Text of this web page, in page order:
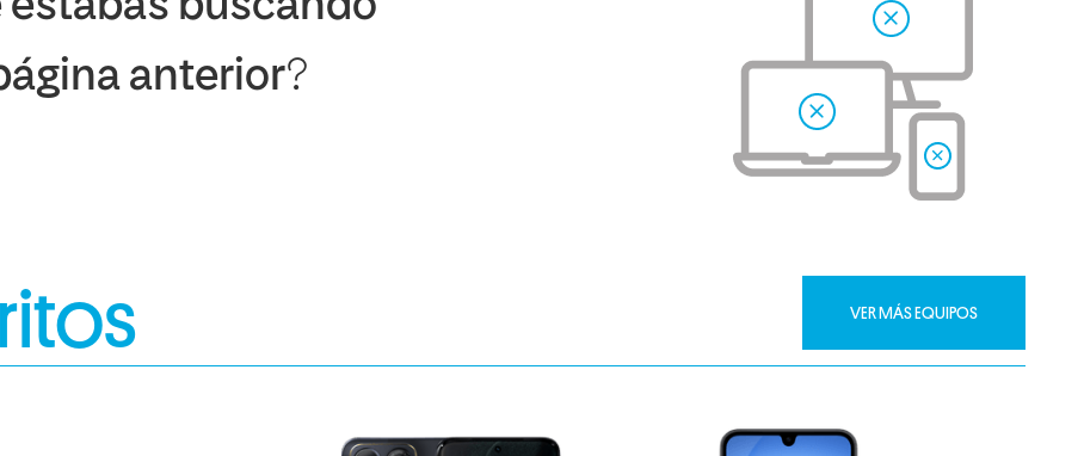
estabas buscando
anterior?
VER MÁS EQUIPOS